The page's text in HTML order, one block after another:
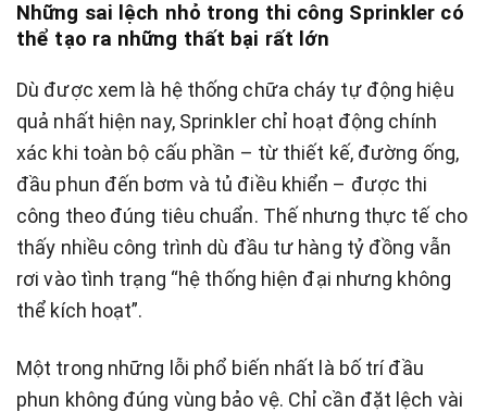
Những sai lệch nhỏ trong thi công Sprinkler có
thể tạo ra những thất bại rất lớn
Dù được xem là hệ thống chữa cháy tự động hiệu
quả nhất hiện nay, Sprinkler chỉ hoạt động chính
xác khi toàn bộ cấu phần – từ thiết kế, đường ống,
đầu phun đến bơm và tủ điều khiển – được thi
công theo đúng tiêu chuẩn. Thế nhưng thực tế cho
thấy nhiều công trình dù đầu tư hàng tỷ đồng vẫn
rơi vào tình trạng “hệ thống hiện đại nhưng không
thể kích hoạt”.
Một trong những lỗi phổ biến nhất là bố trí đầu
phun không đúng vùng bảo vệ. Chỉ cần đặt lệch vài